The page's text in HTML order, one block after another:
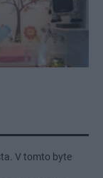
V tomto byte